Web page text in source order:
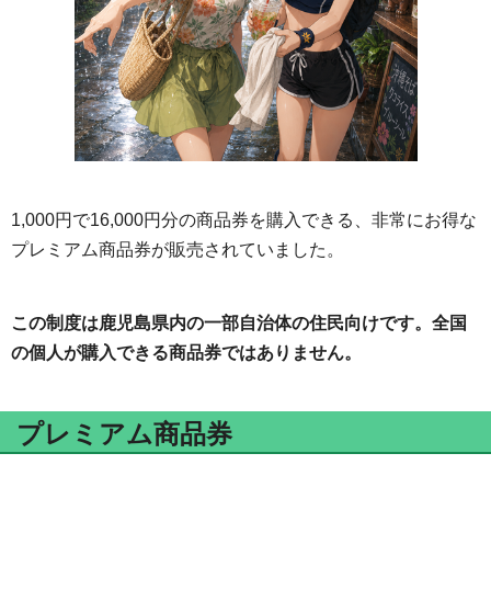
1,000円で16,000円分の商品券を購入できる、非常にお得な
プレミアム商品券が販売されていました。
この制度は鹿児島県内の一部自治体の住民向けです。全国
の個人が購入できる商品券ではありません。
プレミアム商品券